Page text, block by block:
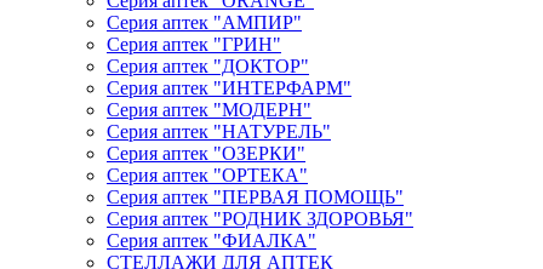
Серия аптек "АМПИР"
Серия аптек "ГРИН"
Серия аптек "ДОКТОР"
Серия аптек "ИНТЕРФАРМ"
Серия аптек "МОДЕРН"
Серия аптек "НАТУРЕЛЬ"
Серия аптек "ОЗЕРКИ"
Серия аптек "ОРТЕКА"
Серия аптек "ПЕРВАЯ ПОМОЩЬ"
Серия аптек "РОДНИК ЗДОРОВЬЯ"
Серия аптек "ФИАЛКА"
СТЕЛЛАЖИ ДЛЯ АПТЕК